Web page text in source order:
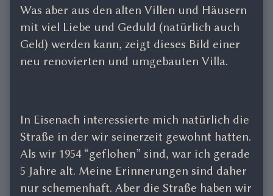
Was aber aus den alten Villen und Häusern
mit viel Liebe und Geduld (natürlich auch
Geld) werden kann, zeigt dieses Bild einer
neu renovierten und umgebauten Villa.
In Eisenach interessierte mich natürlich die
Straße in der wir seinerzeit gewohnt hatten.
Als wir 1954 “geflohen” sind, war ich gerade
5 Jahre alt. Meine Erinnerungen sind daher
nur schemenhaft. Aber die Straße haben wir